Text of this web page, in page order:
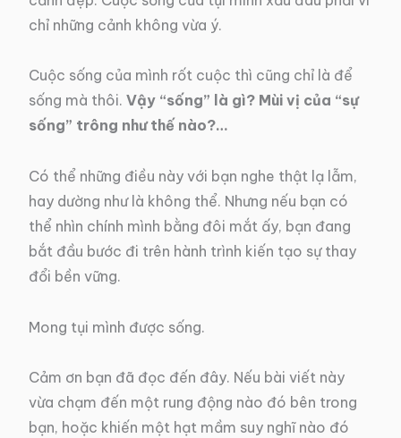
chỉ những cảnh không vừa ý.
Cuộc sống của mình rốt cuộc thì cũng chỉ là để
sống mà thôi. Vậy “sống” là gì? Mùi vị của “sự
sống” trông như thế nào?…
Có thể những điều này với bạn nghe thật lạ lẫm,
hay dường như là không thể. Nhưng nếu bạn có
thể nhìn chính mình bằng đôi mắt ấy, bạn đang
bắt đầu bước đi trên hành trình kiến tạo sự thay
đổi bền vững.
Mong tụi mình được sống.
Cảm ơn bạn đã đọc đến đây. Nếu bài viết này
vừa chạm đến một rung động nào đó bên trong
bạn, hoặc khiến một hạt mầm suy nghĩ nào đó